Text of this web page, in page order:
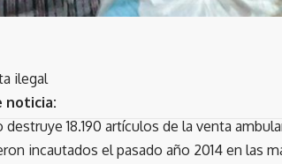
ilegal
noticia:
18.190 artículos de la venta
incautados el pasado año 2014 en las